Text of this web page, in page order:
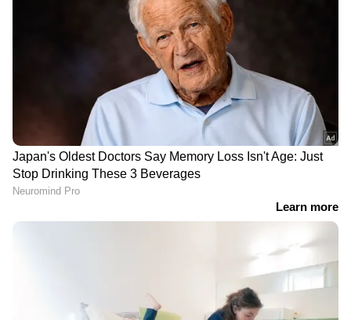
വിറ്റാമിൻ സിയുടെ കുറവ് മൂലം
രോഗപ്രതിരോധശേഷി ദുര്‍ബലപ്പെടാനും
എപ്പോഴും ജലദോഷം, തുമ്മല്‍ പനി തുടങ്ങിയ
സീസണൽ അണുബാധകൾ വരാനും
ലക്ഷണങ്ങളെ നിസാരമായി കാണേണ്ട.
DOWNLOAD APP